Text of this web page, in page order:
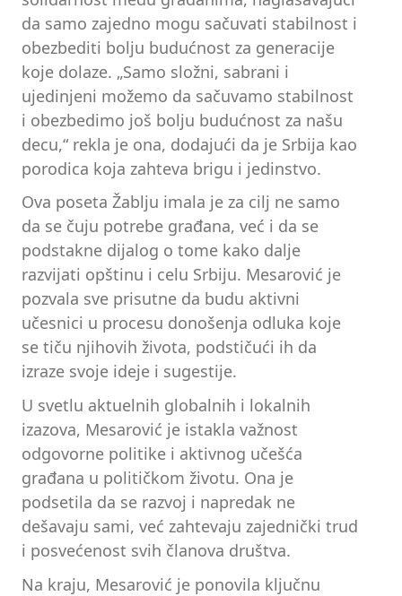
da samo zajedno mogu sačuvati stabilnost i
obezbediti bolju budućnost za generacije
koje dolaze. „Samo složni, sabrani i
ujedinjeni možemo da sačuvamo stabilnost
i obezbedimo još bolju budućnost za našu
decu,“ rekla je ona, dodajući da je Srbija kao
porodica koja zahteva brigu i jedinstvo.
Ova poseta Žablju imala je za cilj ne samo
da se čuju potrebe građana, već i da se
podstakne dijalog o tome kako dalje
razvijati opštinu i celu Srbiju. Mesarović je
pozvala sve prisutne da budu aktivni
učesnici u procesu donošenja odluka koje
se tiču njihovih života, podstičući ih da
izraze svoje ideje i sugestije.
U svetlu aktuelnih globalnih i lokalnih
izazova, Mesarović je istakla važnost
odgovorne politike i aktivnog učešća
građana u političkom životu. Ona je
podsetila da se razvoj i napredak ne
dešavaju sami, već zahtevaju zajednički trud
i posvećenost svih članova društva.
Na kraju, Mesarović je ponovila ključnu